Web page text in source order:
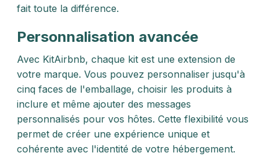
fait toute la différence.​
Personnalisation avancée
Avec KitAirbnb, chaque kit est une extension de
votre marque. Vous pouvez personnaliser jusqu'à
cinq faces de l'emballage, choisir les produits à
inclure et même ajouter des messages
personnalisés pour vos hôtes. Cette flexibilité vous
permet de créer une expérience unique et
cohérente avec l'identité de votre hébergement.